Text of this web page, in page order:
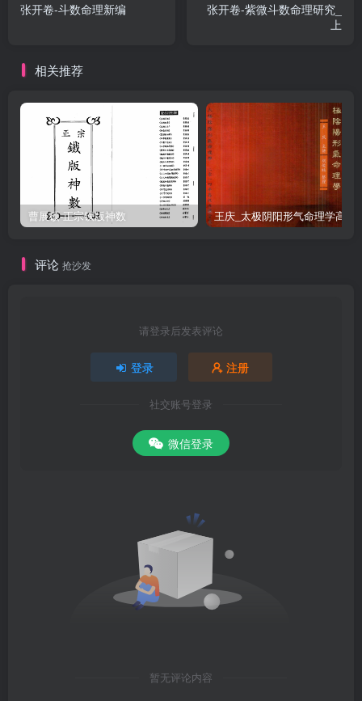
张开卷-斗数命理新编
张开卷-紫微斗数命理研究_
上
相关推荐
曹展硕-正宗铁版神数
评论 抢沙发
请登录后发表评论
登录 注册
社交账号登录
微信登录
暂无评论内容